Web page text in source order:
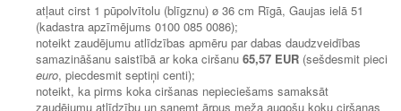
atļaut cirst 1 pūpolvītolu (blīgznu) ø 36 cm Rīgā, Gaujas ielā 51
(kadastra apzīmējums 0100 085 0086);
noteikt zaudējumu atlīdzības apmēru par dabas daudzveidības
samazināšanu saistībā ar koka ciršanu 65,57 EUR (sešdesmit pieci
euro, piecdesmit septiņi centi);
noteikt, ka pirms koka ciršanas nepieciešams samaksāt
zaudējumu atlīdzību un saņemt ārpus meža augošu koku ciršanas